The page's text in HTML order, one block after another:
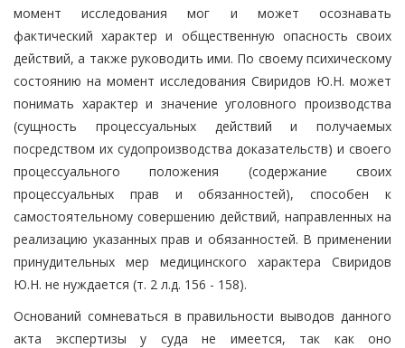
момент исследования мог и может осознавать
фактический характер и общественную опасность своих
действий, а также руководить ими. По своему психическому
состоянию на момент исследования Свиридов Ю.Н. может
понимать характер и значение уголовного производства
(сущность процессуальных действий и получаемых
посредством их судопроизводства доказательств) и своего
процессуального положения (содержание своих
процессуальных прав и обязанностей), способен к
самостоятельному совершению действий, направленных на
реализацию указанных прав и обязанностей. В применении
принудительных мер медицинского характера Свиридов
Ю.Н. не нуждается (т. 2 л.д. 156 - 158).
Оснований сомневаться в правильности выводов данного
акта экспертизы у суда не имеется, так как оно